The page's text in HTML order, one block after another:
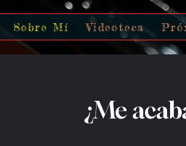
Sobre Mí Videoteca
¿Me